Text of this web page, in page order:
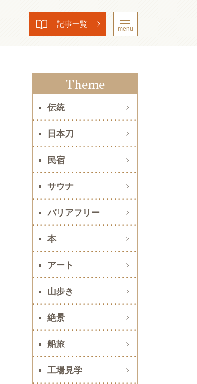
記事一覧
menu
Theme
伝統
日本刀
民宿
サウナ
バリアフリー
本
アート
山歩き
絶景
船旅
工場見学